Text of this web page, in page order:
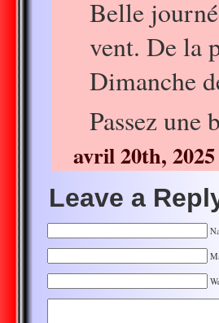
Belle
vent. De la
Dimanche
Passez une
avril 20th,
Leave a